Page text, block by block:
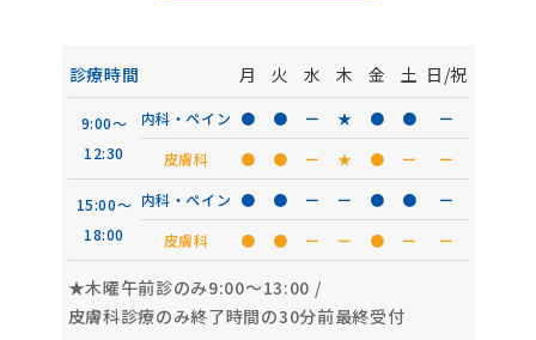
診療時間 月 火 水 木 金 土 日/祝
9:00〜
12:30
内科・ペイン ● ● ー ★ ● ●
ー
皮膚科
● ● ー ★ ● ー ー
15:00〜
18:00
内科・ペイン ● ● ー ー ● ●
ー
皮膚科
● ● ー ー ● ー ー
★木曜午前診のみ9:00〜13:00 /
皮膚科診療のみ終了時間の30分前最終受付